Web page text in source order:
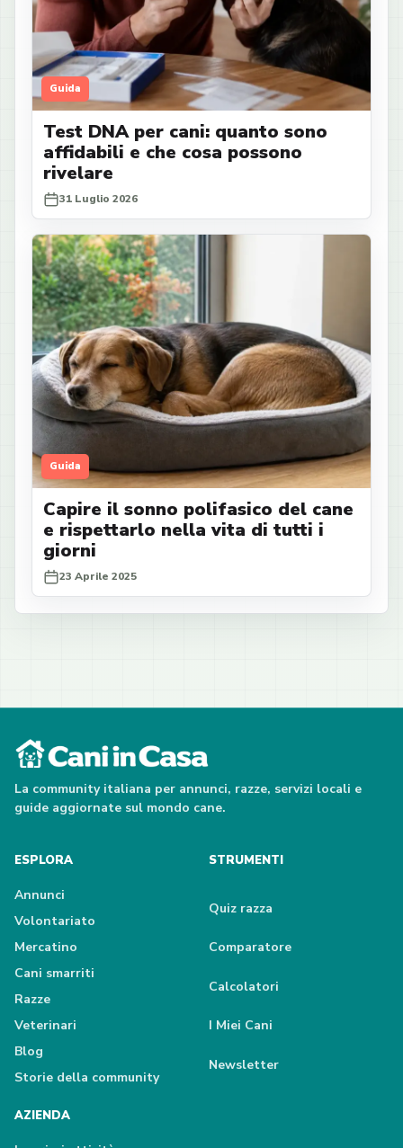
Guida
Test DNA per cani: quanto sono
affidabili e che cosa possono
rivelare
31 Luglio 2026
Guida
Capire il sonno polifasico del cane
e rispettarlo nella vita di tutti i
giorni
23 Aprile 2025
La community italiana per annunci, razze, servizi locali e
guide aggiornate sul mondo cane.
ESPLORA
Annunci
Volontariato
Mercatino
Cani smarriti
Razze
Veterinari
Blog
Storie della community
STRUMENTI
Quiz razza
Comparatore
Calcolatori
I Miei Cani
Newsletter
AZIENDA